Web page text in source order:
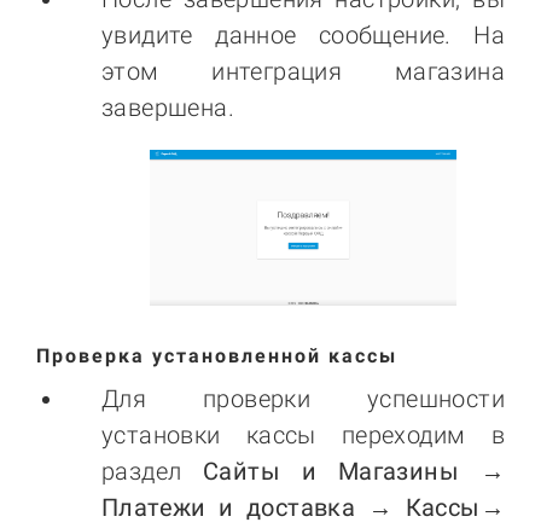
увидите данное сообщение. На
этом интеграция магазина
завершена.
Проверка установленной кассы
Для проверки успешности
установки кассы переходим в
раздел Сайты и Магазины →
Платежи и доставка → Кассы→